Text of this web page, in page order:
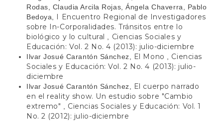
Rodas, Claudia Arcila Rojas, Ángela Chaverra, Pablo
Bedoya,
I Encuentro Regional de Investigadores
sobre In-Corporalidades. Tránsitos entre lo
biológico y lo cultural , Ciencias Sociales y
Educación: Vol. 2 No. 4 (2013): julio-diciembre
Ilvar Josué Carantón Sánchez, El Mono , Ciencias
Sociales y Educación: Vol. 2 No. 4 (2013): julio-
diciembre
Ilvar Josué Carantón Sánchez, El cuerpo narrado
en el reality show. Un estudio sobre "Cambio
extremo" , Ciencias Sociales y Educación: Vol. 1
No. 2 (2012): julio-diciembre